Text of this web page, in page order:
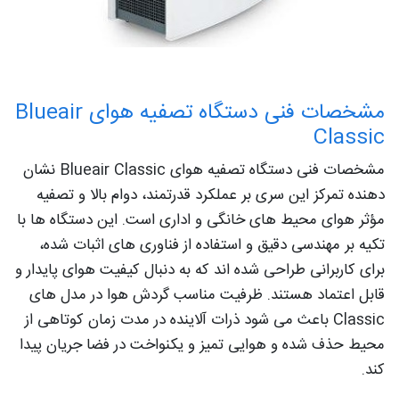
مشخصات فنی دستگاه تصفیه هوای Blueair
Classic
مشخصات فنی دستگاه تصفیه هوای Blueair Classic نشان‌
دهنده تمرکز این سری بر عملکرد قدرتمند، دوام بالا و تصفیه
مؤثر هوای محیط‌ های خانگی و اداری است. این دستگاه‌ ها با
تکیه بر مهندسی دقیق و استفاده از فناوری‌ های اثبات‌ شده،
برای کاربرانی طراحی شده‌ اند که به‌ دنبال کیفیت هوای پایدار و
قابل اعتماد هستند. ظرفیت مناسب گردش هوا در مدل‌ های
Classic باعث می‌ شود ذرات آلاینده در مدت‌ زمان کوتاهی از
محیط حذف شده و هوایی تمیز و یکنواخت در فضا جریان پیدا
کند.